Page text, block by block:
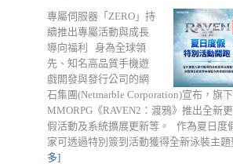
專屬伺服器「ZERO」持
續推出專屬活動與成長
導向福利 身為全球領
先、知名高品質手機遊
戲開發與發行公司的網
石集團(Netmarble Corporation)宣布，旗
MMORPG《RAVEN2：渡鴉》推出全新
假活動及系統擴展更新等。 作為夏日度
家可透過特別簽到活動獲得全新泳裝主題
多]